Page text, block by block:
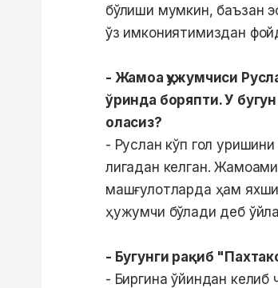
бўлиши мумкин, баъзан
ўз имкониятимиздан
- Жамоа ҳужумчиси
ўринда боряпти. У
оласиз?
- Руслан кўп гол
лигадан келган.
машғулотларда ҳам
ҳужумчи бўлади деб
- Бугунги рақиб
- Биргина ўйиндан келиб